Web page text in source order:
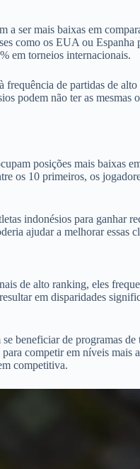
ser mais baixas em
como os EUA ou
em torneios internacionais.
de partidas de
podem não ter as mesmas
posições mais baixas
os 10 primeiros, os
indonésios para ganhar
ajudar a melhorar essas
de alto ranking, eles
em disparidades
beneficiar de programas
competir em níveis
competitiva.